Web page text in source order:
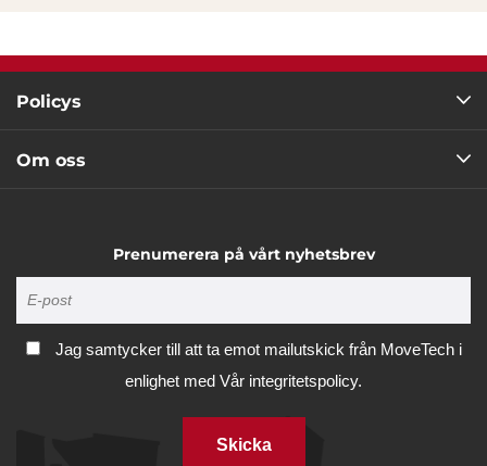
Policys
Om oss
Prenumerera på vårt nyhetsbrev
Jag samtycker till att ta emot mailutskick från MoveTech i
enlighet med Vår integritetspolicy.
Skicka